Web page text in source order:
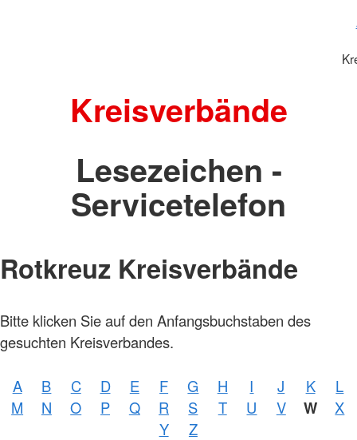
Kreisverbände
Lesezeichen -
Servicetelefon
Rotkreuz Kreisverbände
Bitte klicken Sie auf den Anfangsbuchstaben des
gesuchten Kreisverbandes.
A B C D E F G H I J K
L
M
N O P Q R S T U V W
X
Y
Z
Foto: